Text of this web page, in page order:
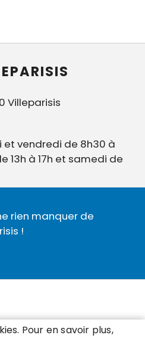
Villeparisis
et vendredi de 8h30 à
13h à 17h et samedi de
rien manquer de
!
Pour en savoir plus,